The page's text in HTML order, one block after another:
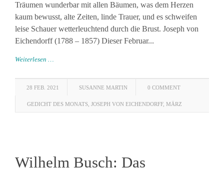
Träumen wunderbar mit allen Bäumen, was dem Herzen
kaum bewusst, alte Zeiten, linde Trauer, und es schweifen
leise Schauer wetterleuchtend durch die Brust. Joseph von
Eichendorff (1788 – 1857) Dieser Februar...
Weiterlesen …
28 FEB. 2021 SUSANNE MARTIN 0 COMMENT
GEDICHT DES MONATS JOSEPH VON EICHENDORFF, MÄRZ
Wilhelm Busch: Das